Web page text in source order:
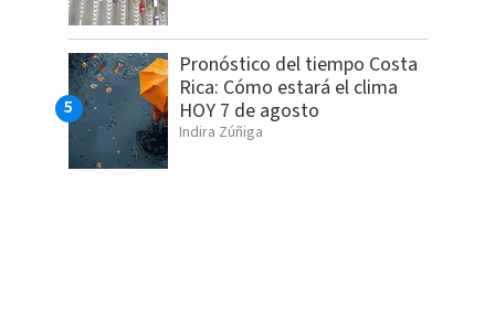
Pronóstico del tiempo Costa
Rica: Cómo estará el clima
HOY 7 de agosto
Indira Zúñiga